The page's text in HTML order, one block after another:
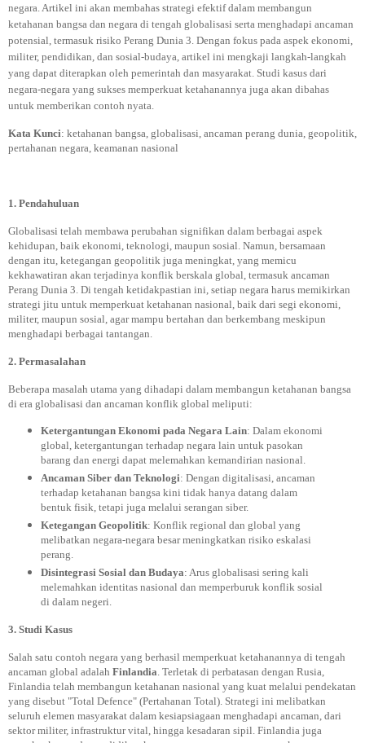
negara. Artikel ini akan membahas strategi efektif dalam membangun
ketahanan bangsa dan negara di tengah globalisasi serta menghadapi ancaman
potensial, termasuk risiko Perang Dunia 3. Dengan fokus pada aspek ekonomi,
militer, pendidikan, dan sosial-budaya, artikel ini mengkaji langkah-langkah
yang dapat diterapkan oleh pemerintah dan masyarakat. Studi kasus dari
negara-negara yang sukses memperkuat ketahanannya juga akan dibahas
untuk memberikan contoh nyata.
Kata Kunci: ketahanan bangsa, globalisasi, ancaman perang dunia, geopolitik,
pertahanan negara, keamanan nasional
1. Pendahuluan
Globalisasi telah membawa perubahan signifikan dalam berbagai aspek
kehidupan, baik ekonomi, teknologi, maupun sosial. Namun, bersamaan
dengan itu, ketegangan geopolitik juga meningkat, yang memicu
kekhawatiran akan terjadinya konflik berskala global, termasuk ancaman
Perang Dunia 3. Di tengah ketidakpastian ini, setiap negara harus memikirkan
strategi jitu untuk memperkuat ketahanan nasional, baik dari segi ekonomi,
militer, maupun sosial, agar mampu bertahan dan berkembang meskipun
menghadapi berbagai tantangan.
2. Permasalahan
Beberapa masalah utama yang dihadapi dalam membangun ketahanan bangsa
di era globalisasi dan ancaman konflik global meliputi:
Ketergantungan Ekonomi pada Negara Lain: Dalam ekonomi
global, ketergantungan terhadap negara lain untuk pasokan
barang dan energi dapat melemahkan kemandirian nasional.
Ancaman Siber dan Teknologi: Dengan digitalisasi, ancaman
terhadap ketahanan bangsa kini tidak hanya datang dalam
bentuk fisik, tetapi juga melalui serangan siber.
Ketegangan Geopolitik: Konflik regional dan global yang
melibatkan negara-negara besar meningkatkan risiko eskalasi
perang.
Disintegrasi Sosial dan Budaya: Arus globalisasi sering kali
melemahkan identitas nasional dan memperburuk konflik sosial
di dalam negeri.
3. Studi Kasus
Salah satu contoh negara yang berhasil memperkuat ketahanannya di tengah
ancaman global adalah Finlandia . Terletak di perbatasan dengan Rusia,
Finlandia telah membangun ketahanan nasional yang kuat melalui pendekatan
yang disebut "Total Defence" (Pertahanan Total). Strategi ini melibatkan
seluruh elemen masyarakat dalam kesiapsiagaan menghadapi ancaman, dari
sektor militer, infrastruktur vital, hingga kesadaran sipil. Finlandia juga